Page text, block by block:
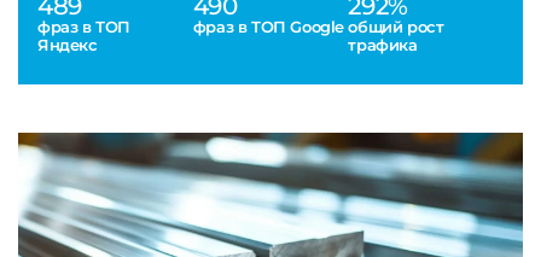
489
фраз в ТОП
Яндекс
490
фраз в ТОП Google
292%
общий рост
трафика